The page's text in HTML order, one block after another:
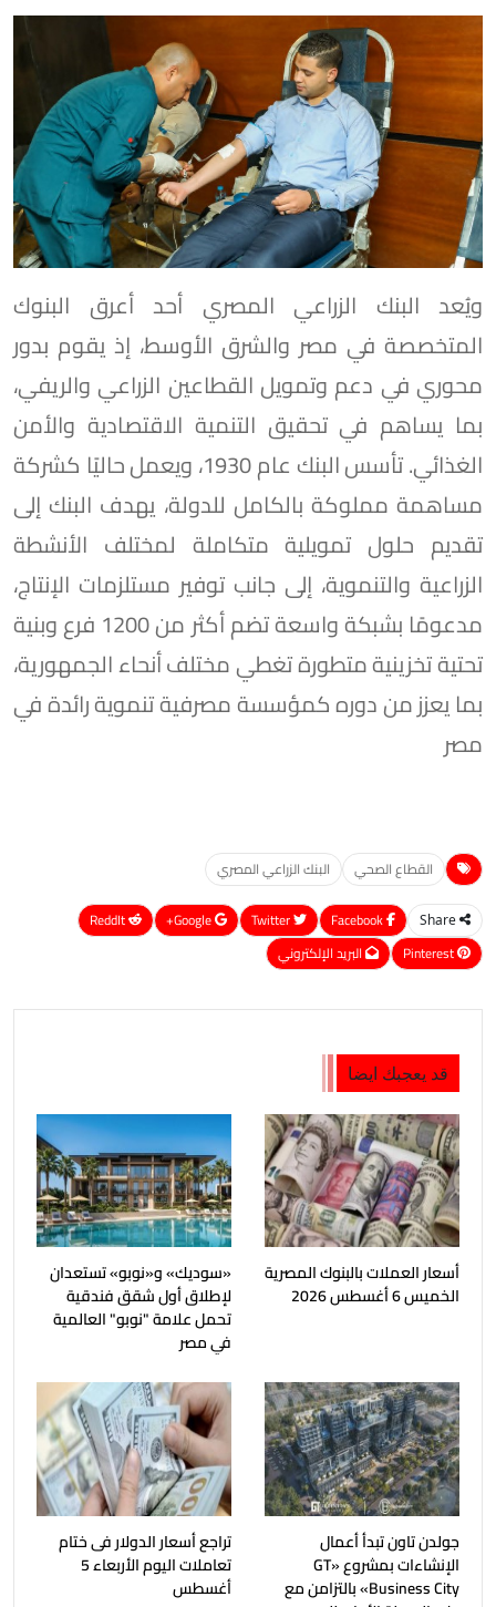
ويُعد البنك الزراعي المصري أحد أعرق البنوك
المتخصصة في مصر والشرق الأوسط، إذ يقوم بدور
محوري في دعم وتمويل القطاعين الزراعي والريفي،
بما يساهم في تحقيق التنمية الاقتصادية والأمن
الغذائي. تأسس البنك عام 1930، ويعمل حاليًا كشركة
مساهمة مملوكة بالكامل للدولة، يهدف البنك إلى
تقديم حلول تمويلية متكاملة لمختلف الأنشطة
الزراعية والتنموية، إلى جانب توفير مستلزمات الإنتاج،
مدعومًا بشبكة واسعة تضم أكثر من 1200 فرع وبنية
تحتية تخزينية متطورة تغطي مختلف أنحاء الجمهورية،
بما يعزز من دوره كمؤسسة مصرفية تنموية رائدة في
مصر
القطاع الصحي البنك الزراعي المصري
Share
Google+
ReddIt
Pinterest
البريد الإلكتروني
قد يعجبك ايضا
أسعار العملات بالبنوك المصرية
الخميس 6 أغسطس 2026
«سوديك» و«نوبو» تستعدان
لإطلاق أول شقق فندقية
تحمل علامة "نوبو" العالمية
في مصر
جولدن تاون تبدأ أعمال
الإنشاءات بمشروع «GT
Business City» بالتزامن مع
تراجع أسعار الدولار فى ختام
تعاملات اليوم الأربعاء 5
أغسطس